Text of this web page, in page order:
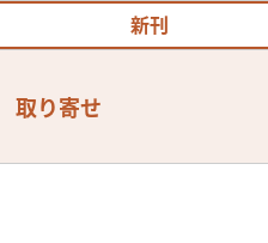
新刊
取り寄せ